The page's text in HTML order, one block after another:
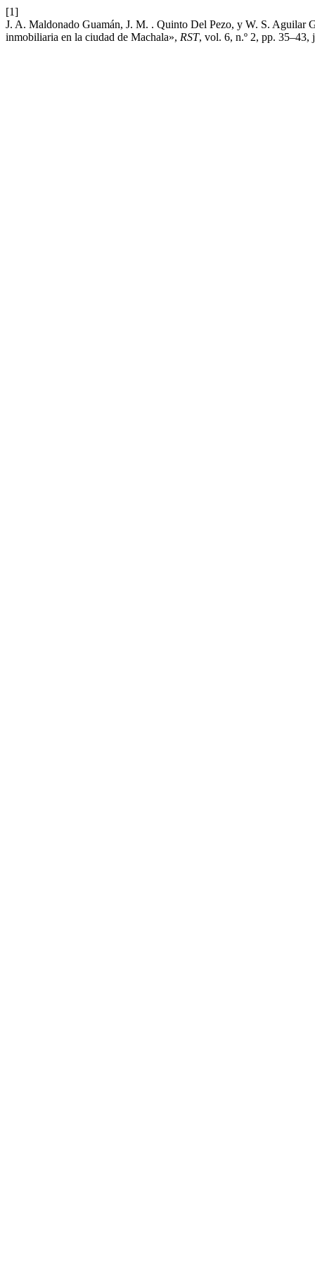
[1]
J. A. Maldonado Guamán, J. M. . Quinto Del Pezo, y W. S. Aguilar
inmobiliaria en la ciudad de Machala», RST, vol. 6, n.º 2, pp. 35–43,